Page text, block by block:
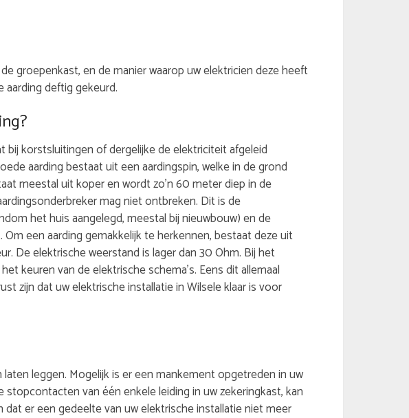
groepenkast, en de manier waarop uw elektricien deze heeft
aarding deftig gekeurd.
bij korstsluitingen of dergelijke de elektriciteit afgeleid
aarding bestaat uit een aardingspin, welke in de grond
meestal uit koper en wordt zo’n 60 meter diep in de
mag niet ontbreken. Dit is de
het huis aangelegd, meestal bij nieuwbouw) en de
Om een aarding gemakkelijk te herkennen, bestaat deze uit
De elektrische weerstand is lager dan 30 Ohm. Bij het
keuren van de elektrische schema’s. Eens dit allemaal
zijn dat uw elektrische installatie in Wilsele klaar is voor
leggen. Mogelijk is er een mankement opgetreden in uw
van één enkele leiding in uw zekeringkast, kan
er een gedeelte van uw elektrische installatie niet meer